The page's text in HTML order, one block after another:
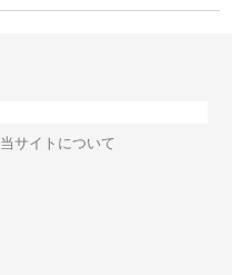
当サイトについて